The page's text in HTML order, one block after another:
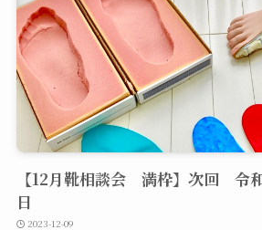
【12月靴相談会 満枠】次回 令
日
2023-12-09